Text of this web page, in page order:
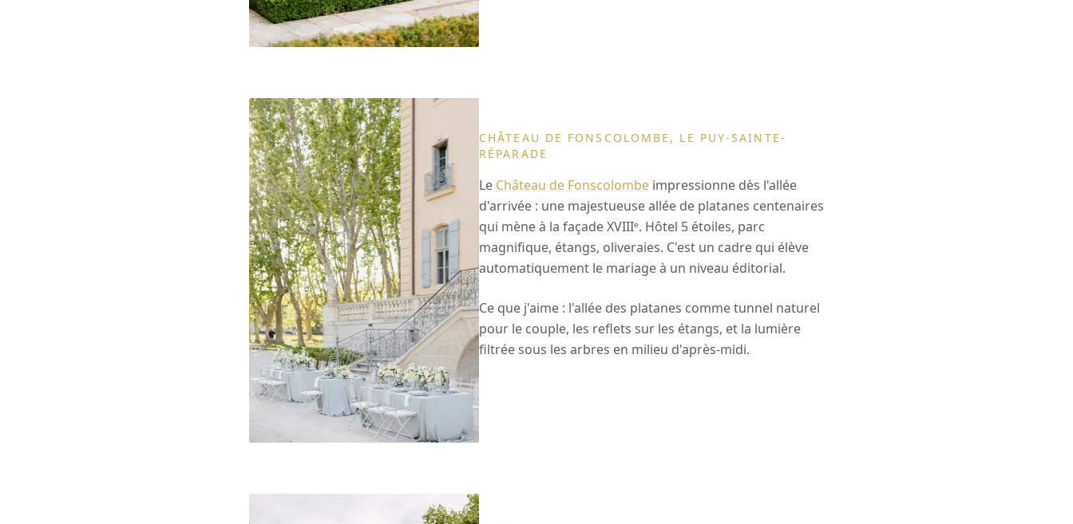
CHÂTEAU DE FONSCOLOMBE, LE PUY-SAINTE-
RÉPARADE
Le Château de Fonscolombe impressionne dès l'allée
d'arrivée : une majestueuse allée de platanes centenaires
qui mène à la façade XVIIIᵉ. Hôtel 5 étoiles, parc
magnifique, étangs, oliveraies. C'est un cadre qui élève
automatiquement le mariage à un niveau éditorial.
Ce que j'aime : l'allée des platanes comme tunnel naturel
pour le couple, les reflets sur les étangs, et la lumière
filtrée sous les arbres en milieu d'après-midi.